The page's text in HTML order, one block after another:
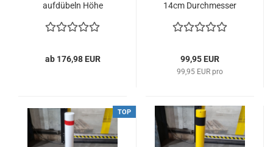
aufdübeln Höhe
ab 176,98 EUR
14cm Durchmesser
99,95 EUR
99,95 EUR pro
TOP